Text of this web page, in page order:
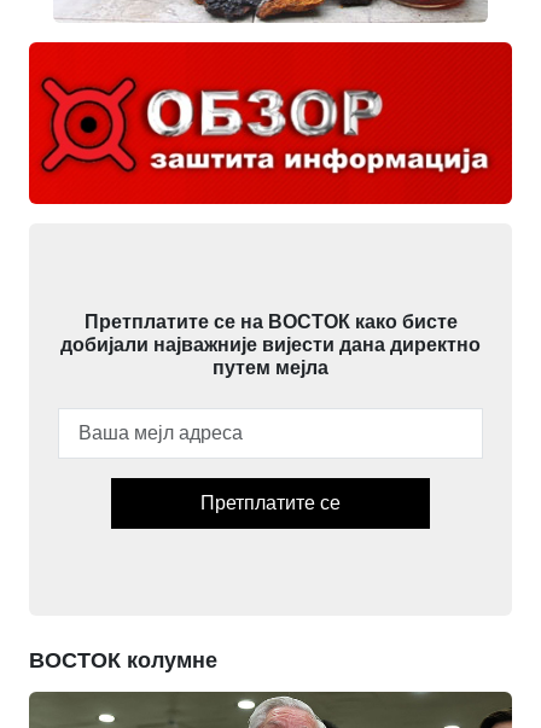
Претплатите се на ВОСТОК како бисте
добијали најважније вијести дана директно
путем мејла
Претплатите се
ВОСТОК колумне